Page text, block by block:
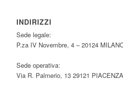
INDIRIZZI
Sede legale:
P.za IV Novembre, 4 – 20124
Sede operativa:
Via R. Palmerio, 13 29121 PIACENZA